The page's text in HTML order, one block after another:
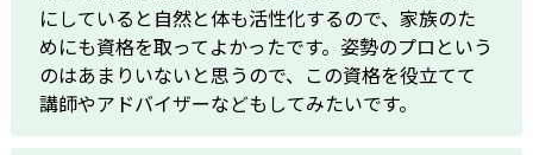
にしていると自然と体も活性化するので、家族のた
めにも資格を取ってよかったです。姿勢のプロという
のはあまりいないと思うので、この資格を役立てて
講師やアドバイザーなどもしてみたいです。